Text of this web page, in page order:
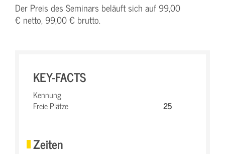
Der Preis des Seminars beläuft sich auf 99,00
€ netto, 99,00 € brutto.
KEY-FACTS
Kennung
Freie Plätze
25
Zeiten